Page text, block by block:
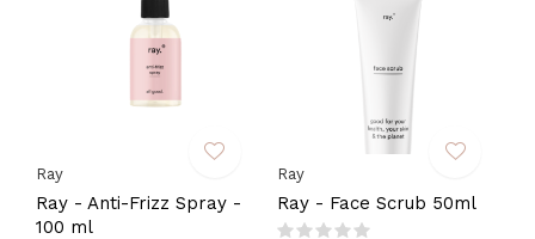
Ray
Ray - Anti-Frizz Spray -
100 ml
Ray
Ray - Face Scrub 50ml